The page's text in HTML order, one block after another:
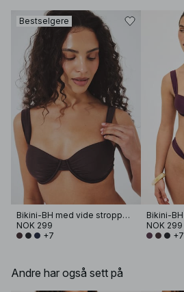
Bestselgere
Bikini-BH med vide stropper og drapering
NOK 299
+7
NOK 299
+7
Andre har også sett på